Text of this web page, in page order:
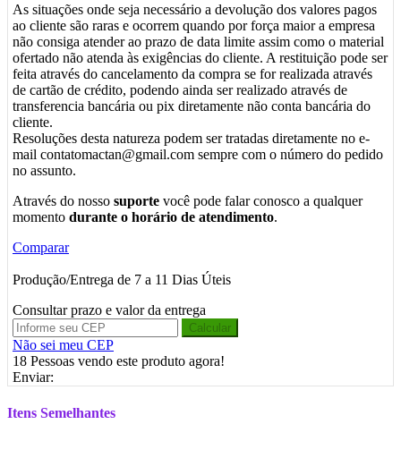
As situações onde seja necessário a devolução dos valores pagos
ao cliente são raras e ocorrem quando por força maior a empresa
não consiga atender ao prazo de data limite assim como o material
ofertado não atenda às exigências do cliente. A restituição pode ser
feita através do cancelamento da compra se for realizada através
de cartão de crédito, podendo ainda ser realizado através de
transferencia bancária ou pix diretamente não conta bancária do
cliente.
Resoluções desta natureza podem ser tratadas diretamente no e-
mail contatomactan@gmail.com sempre com o número do pedido
no assunto.
Através do nosso suporte você pode falar conosco a qualquer
momento durante o horário de atendimento.
Comparar
Produção/Entrega de 7 a 11 Dias Úteis
Consultar prazo e valor da entrega
Calcular
Não sei meu CEP
18 Pessoas vendo este produto agora!
Enviar:
Itens Semelhantes